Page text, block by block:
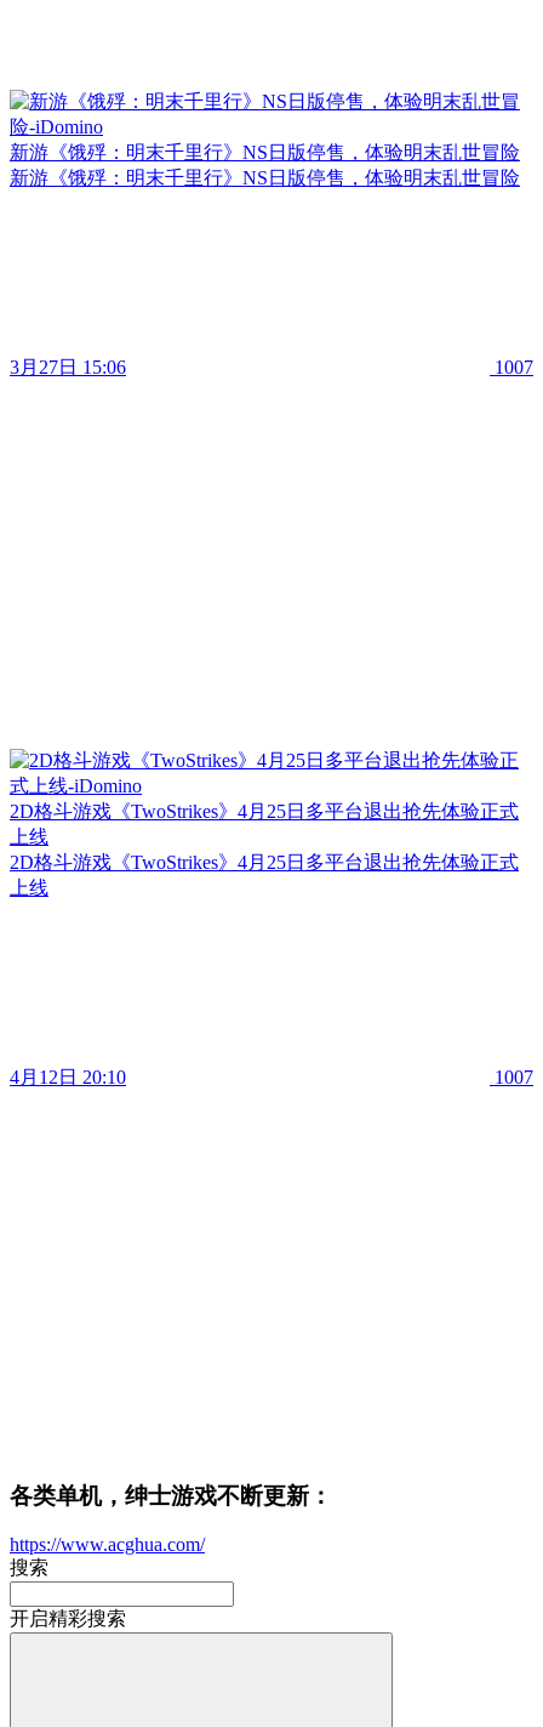
新游《饿殍：明末千里行》NS日版停售，体验明末乱世冒险
新游《饿殍：明末千里行》NS日版停售，体验明末乱世冒险
3月27日 15:06 1007
2D格斗游戏《TwoStrikes》4月25日多平台退出抢先体验正式
上线
2D格斗游戏《TwoStrikes》4月25日多平台退出抢先体验正式
上线
4月12日 20:10 1007
各类单机，绅士游戏不断更新：
https://www.acghua.com/
搜索
开启精彩搜索